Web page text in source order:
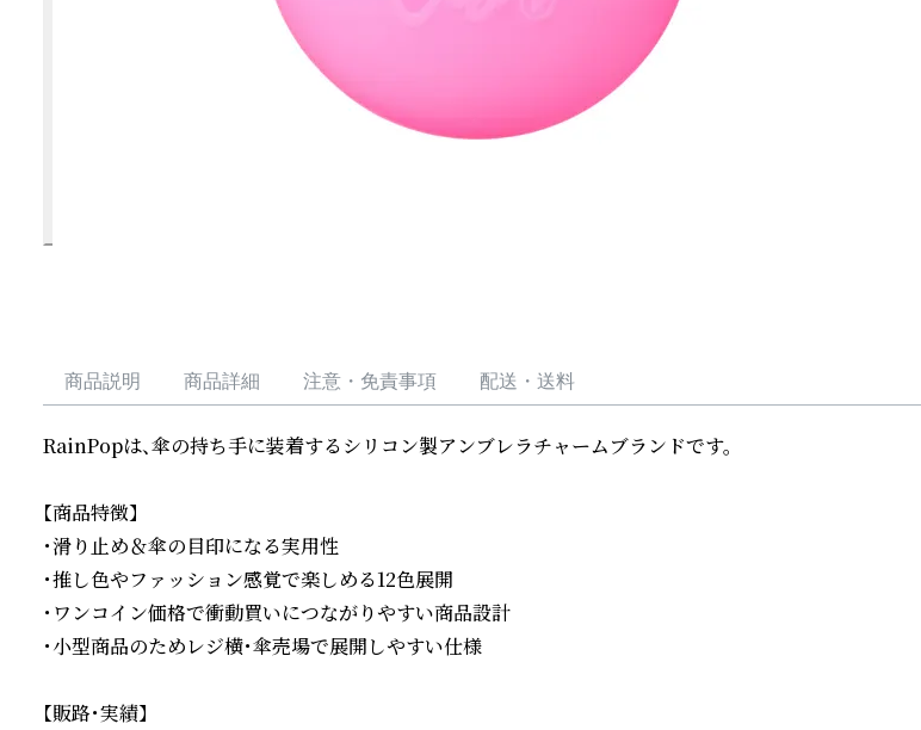
商品説明 商品詳細 注意・免責事項 配送・送料
RainPopは、傘の持ち手に装着するシリコン製アンブレラチャームブランドです。
【商品特徴】
・滑り止め＆傘の目印になる実用性
・推し色やファッション感覚で楽しめる12色展開
・ワンコイン価格で衝動買いにつながりやすい商品設計
・小型商品のためレジ横・傘売場で展開しやすい仕様
【販路・実績】